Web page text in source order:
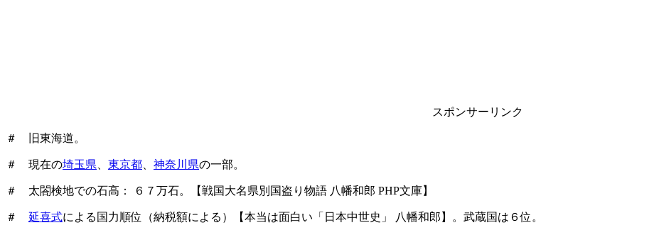
スポンサーリンク
＃ 旧東海道。
＃ 現在の埼玉県 東京都 神奈川県の一部。
＃ 太閤検地での石高： ６７万石。【戦国大名県別国盗り物語 八幡和郎 PHP文庫】
＃ 延喜式による国力順位（納税額による）【本当は面白い「日本中世史」 八幡和郎】。武蔵国は６位。